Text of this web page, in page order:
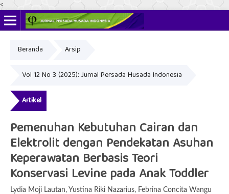
<
Beranda Arsip
Vol 12 No 3 (2025): Jurnal Persada Husada Indonesia
Artikel
Pemenuhan Kebutuhan Cairan dan
Elektrolit dengan Pendekatan Asuhan
Keperawatan Berbasis Teori
Konservasi Levine pada Anak Toddler
Lydia Moji Lautan, Yustina Riki Nazarius, Febrina Concita Wangu